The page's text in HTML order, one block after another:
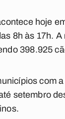
hoje
8h às 17h.
398.925
com
setembro